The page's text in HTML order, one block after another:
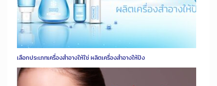
เลือกประเภทเครื่องสำอางให้ใช่ ผลิตเครื่องสำอางให้ปัง